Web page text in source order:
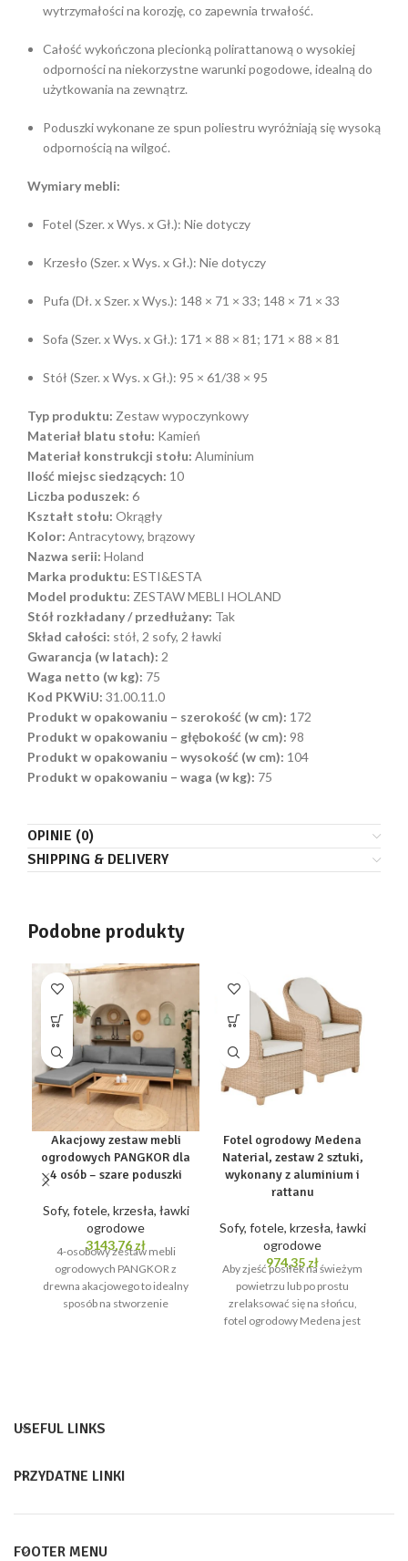
wytrzymałości na korozję, co zapewnia trwałość.
Całość wykończona plecionką polirattanową o wysokiej
odporności na niekorzystne warunki pogodowe, idealną do
użytkowania na zewnątrz.
Poduszki wykonane ze spun poliestru wyróżniają się wysoką
odpornością na wilgoć.
Wymiary mebli:
Fotel (Szer. x Wys. x Gł.): Nie dotyczy
Krzesło (Szer. x Wys. x Gł.): Nie dotyczy
Pufa (Dł. x Szer. x Wys.): 148 × 71 × 33; 148 × 71 × 33
Sofa (Szer. x Wys. x Gł.): 171 × 88 × 81; 171 × 88 × 81
Stół (Szer. x Wys. x Gł.): 95 × 61/38 × 95
Typ produktu: Zestaw wypoczynkowy
Materiał blatu stołu: Kamień
Materiał konstrukcji stołu: Aluminium
Ilość miejsc siedzących: 10
Liczba poduszek: 6
Kształt stołu: Okrągły
Kolor: Antracytowy, brązowy
Nazwa serii: Holand
Marka produktu: ESTI&ESTA
Model produktu: ZESTAW MEBLI HOLAND
Stół rozkładany / przedłużany: Tak
Skład całości: stół, 2 sofy, 2 ławki
Gwarancja (w latach): 2
Waga netto (w kg): 75
Kod PKWiU: 31.00.11.0
Produkt w opakowaniu – szerokość (w cm): 172
Produkt w opakowaniu – głębokość (w cm): 98
Produkt w opakowaniu – wysokość (w cm): 104
Produkt w opakowaniu – waga (w kg): 75
OPINIE (0)
SHIPPING & DELIVERY
Podobne produkty
Akacjowy zestaw mebli
ogrodowych PANGKOR dla
4 osób – szare poduszki
Sofy, fotele, krzesła, ławki
ogrodowe
3143,76 zł
4-osobowy zestaw mebli
ogrodowych PANGKOR z
drewna akacjowego to idealny
sposób na stworzenie
Fotel ogrodowy Medena
Naterial, zestaw 2 sztuki,
wykonany z aluminium i
rattanu
Sofy, fotele, krzesła, ławki
ogrodowe
974,35 zł
Aby zjeść posiłek na świeżym
powietrzu lub po prostu
zrelaksować się na słońcu,
fotel ogrodowy Medena jest
USEFUL LINKS
PRZYDATNE LINKI
FOOTER MENU